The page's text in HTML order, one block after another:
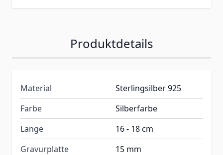
Produktdetails
Material
Sterlingsilber 925
Farbe
Silberfarbe
Länge
16 - 18 cm
Gravurplatte
15 mm